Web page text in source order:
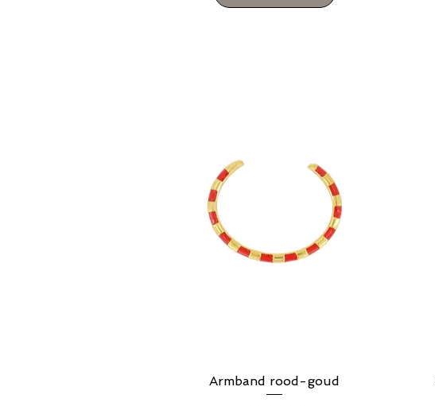
Snel overzicht
Armband rood-goud